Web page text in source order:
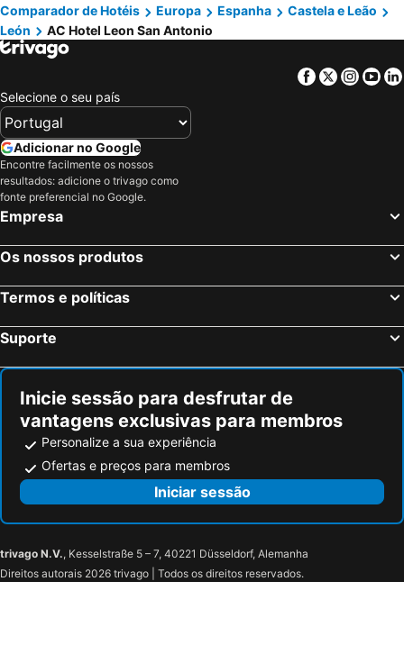
Comparador de Hotéis
Europa Espanha
Castela e Leão
León
AC Hotel Leon San Antonio
Facebook
Twitter
Selecione o seu país
Adicionar no Google
Encontre facilmente os nossos
resultados: adicione o trivago como
fonte preferencial no Google.
Empresa
Os nossos produtos
Termos e políticas
Suporte
Inicie sessão para desfrutar de
vantagens exclusivas para membros
Personalize a sua experiência
Ofertas e preços para membros
Iniciar sessão
trivago N.V., Kesselstraße 5 – 7, 40221 Düsseldorf, Alemanha
Direitos autorais 2026 trivago | Todos os direitos reservados.